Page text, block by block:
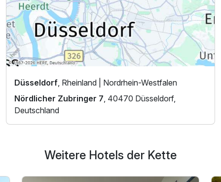
Düsseldorf , Rheinland | Nordrhein-Westfalen
Nördlicher Zubringer 7 , 40470 Düsseldorf,
Deutschland
Weitere Hotels der Kette